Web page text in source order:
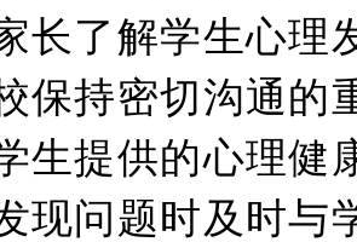
长了解学生心理
保持密切沟通的
生提供的心理健
现问题时及时与